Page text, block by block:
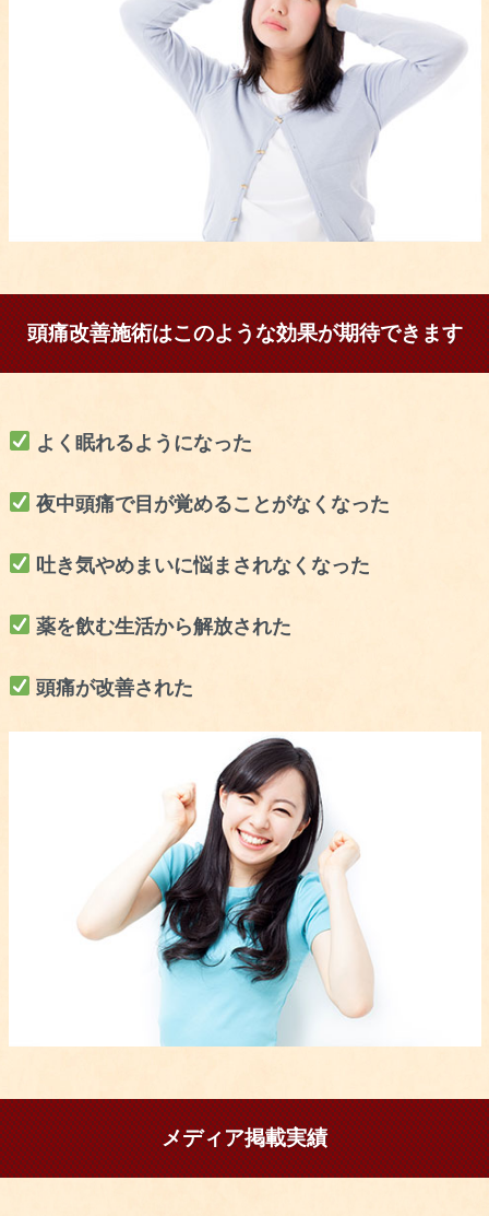
頭痛改善施術はこのような効果が期待できます
よく眠れるようになった
夜中頭痛で目が覚めることがなくなった
吐き気やめまいに悩まされなくなった
薬を飲む生活から解放された
頭痛が改善された
メディア掲載実績